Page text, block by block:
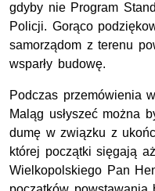
gdyby nie Program
Policji. Gorąco
samorządom z terenu
wsparły budowę.
Podczas przemówienia
Maląg usłyszeć można
dumę w związku z
której początki sięgają
Wielkopolskiego Pan